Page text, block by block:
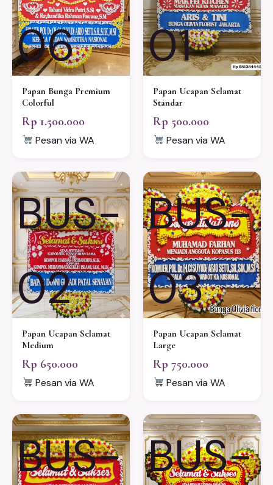
06
Papan Bunga Premium
Colorful
Rp 1.500.000
Pesan via WA
01
Papan Ucapan Selamat
Standar
Rp 500.000
Pesan via WA
BUS-
02
Papan Ucapan Selamat
Medium
Rp 650.000
Pesan via WA
BUS-
03
Papan Ucapan Selamat
Large
Rp 750.000
Pesan via WA
BUS- BUS-